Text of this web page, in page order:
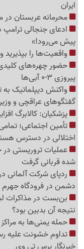
ایران
محرمانه عربستان در
ادعای جنجالی ترامپ
پیش می‌رود!»
واقعیت‌ها را
حضور چهره‌های
پیروزی 3-0 آبی‌ها
واکنش دیپلماتیک به
گفتگوهای عراقچی و
پزشکیان: کالابرگ
تأمین اجتماعی؛
اختلالی در دسترس
عملیات تروریستی
شده قربانی گرفت
ردپای شرکت آلمانی
دشمن در فرودگاه جهرم
بن‌بست در مذاکرات
نتیجه آن بدبین بود؟
حمله یمنی‌ها به
تداوم خشونت علیه
خبرنگار پرس تی وی